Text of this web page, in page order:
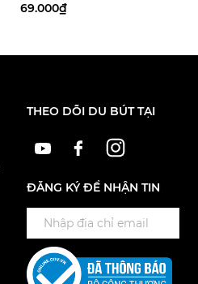
69.000₫
THEO DÕI DU BÚT TẠI
ĐĂNG KÝ ĐỂ NHẬN TIN